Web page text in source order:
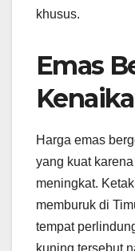
khusus.
Emas
Kenaika
Harga emas
yang kuat
meningkat.
memburuk di
tempat
kuning tersebut